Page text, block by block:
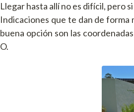
Llegar hasta allí no es difícil, pero
Indicaciones que te dan de
buena opción son las
O.